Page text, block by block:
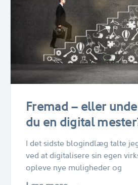
Fremad – eller
du en digital
I det sidste blogindlæg talte
ved at digitalisere sin egen
opleve nye muligheder og